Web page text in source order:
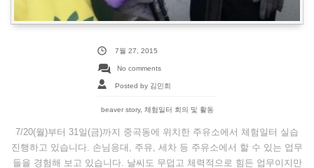
7월 27, 2015
No comments
Posted by 김민희
beaver story, 체험일터 회의 및 활동
7/20(월)부터 31일(금)까지 중곡동에 위치한 주유소에서 체험일터 실습
진행하고 있습니다. 손님응대, 주유, 세차 등 주유소에서 할 수 있는 업무
들을 경험해 보고 있습니다. 날씨도 무덥고 체력적으로 힘든 업무이지만